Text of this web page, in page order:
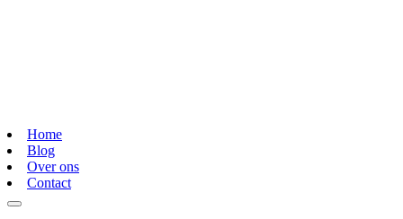
Home
Blog
Over ons
Contact